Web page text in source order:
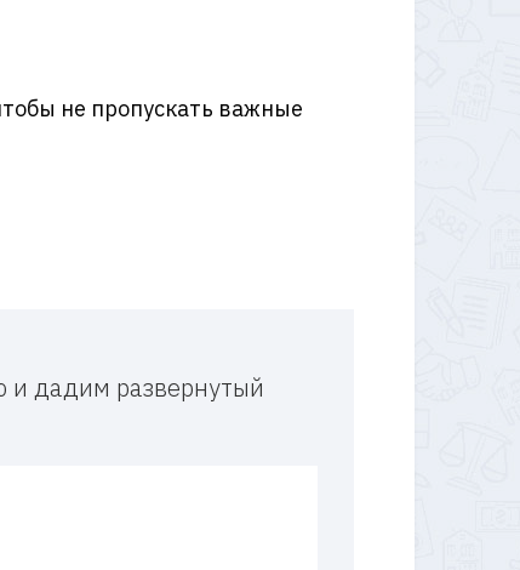
не пропускать важные
и дадим развернутый